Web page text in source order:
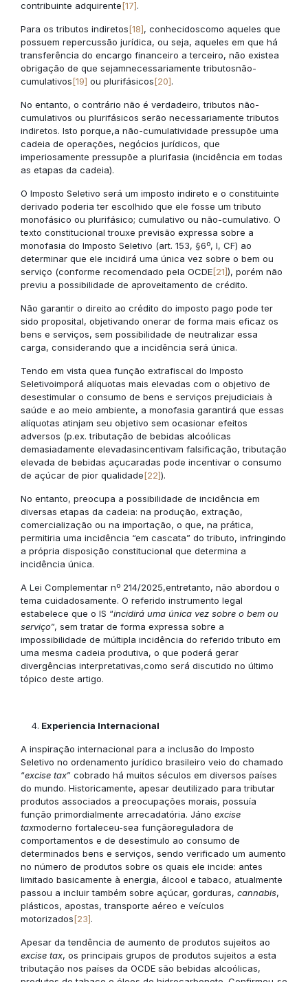
contribuinte adquirente[17].
Para os tributos indiretos[18], conhecidoscomo aqueles que
possuem repercussão jurídica, ou seja, aqueles em que há
transferência do encargo financeiro a terceiro, não existea
obrigação de que sejamnecessariamente tributosnão-
cumulativos[19] ou plurifásicos[20].
No entanto, o contrário não é verdadeiro, tributos não-
cumulativos ou plurifásicos serão necessariamente tributos
indiretos. Isto porque,a não-cumulatividade pressupõe uma
cadeia de operações, negócios jurídicos, que
imperiosamente pressupõe a plurifasia (incidência em todas
as etapas da cadeia).
O Imposto Seletivo será um imposto indireto e o constituinte
derivado poderia ter escolhido que ele fosse um tributo
monofásico ou plurifásico; cumulativo ou não-cumulativo. O
texto constitucional trouxe previsão expressa sobre a
monofasia do Imposto Seletivo (art. 153, §6º, I, CF) ao
determinar que ele incidirá uma única vez sobre o bem ou
serviço (conforme recomendado pela OCDE[21]), porém não
previu a possibilidade de aproveitamento de crédito.
Não garantir o direito ao crédito do imposto pago pode ter
sido proposital, objetivando onerar de forma mais eficaz os
bens e serviços, sem possibilidade de neutralizar essa
carga, considerando que a incidência será única.
Tendo em vista quea função extrafiscal do Imposto
Seletivoimporá alíquotas mais elevadas com o objetivo de
desestimular o consumo de bens e serviços prejudiciais à
saúde e ao meio ambiente, a monofasia garantirá que essas
alíquotas atinjam seu objetivo sem ocasionar efeitos
adversos (p.ex. tributação de bebidas alcoólicas
demasiadamente elevadasincentivam falsificação, tributação
elevada de bebidas açucaradas pode incentivar o consumo
de açúcar de pior qualidade[22]).
No entanto, preocupa a possibilidade de incidência em
diversas etapas da cadeia: na produção, extração,
comercialização ou na importação, o que, na prática,
permitiria uma incidência “em cascata” do tributo, infringindo
a própria disposição constitucional que determina a
incidência única.
A Lei Complementar nº 214/2025,entretanto, não abordou o
tema cuidadosamente. O referido instrumento legal
estabelece que o IS “incidirá uma única vez sobre o bem ou
serviço”, sem tratar de forma expressa sobre a
impossibilidade de múltipla incidência do referido tributo em
uma mesma cadeia produtiva, o que poderá gerar
divergências interpretativas,como será discutido no último
tópico deste artigo.
Experiencia Internacional
A inspiração internacional para a inclusão do Imposto
Seletivo no ordenamento jurídico brasileiro veio do chamado
“excise tax” cobrado há muitos séculos em diversos países
do mundo. Historicamente, apesar deutilizado para tributar
produtos associados a preocupações morais, possuía
função primordialmente arrecadatória. Jáno excise
taxmoderno fortaleceu-sea funçãoreguladora de
comportamentos e de desestímulo ao consumo de
determinados bens e serviços, sendo verificado um aumento
no número de produtos sobre os quais ele incide: antes
limitado basicamente à energia, álcool e tabaco, atualmente
passou a incluir também sobre açúcar, gorduras, cannabis,
plásticos, apostas, transporte aéreo e veículos
motorizados[23].
Apesar da tendência de aumento de produtos sujeitos ao
excise tax, os principais grupos de produtos sujeitos a esta
tributação nos países da OCDE são bebidas alcoólicas,